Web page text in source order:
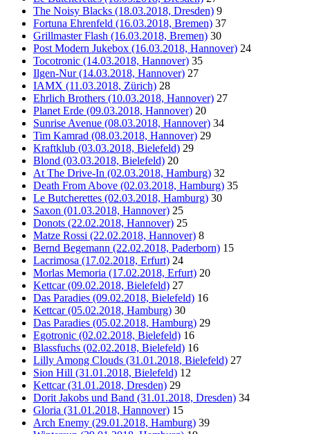
The Noisy Blacks (18.03.2018, Dresden) 9
Fortuna Ehrenfeld (16.03.2018, Bremen) 37
Grillmaster Flash (16.03.2018, Bremen) 30
Post Modern Jukebox (16.03.2018, Hannover) 24
Tocotronic (14.03.2018, Hannover) 35
Ilgen-Nur (14.03.2018, Hannover) 27
IAMX (11.03.2018, Zürich) 28
Ehrlich Brothers (10.03.2018, Hannover) 27
Planet Erde (09.03.2018, Hannover) 20
Sunrise Avenue (08.03.2018, Hannover) 34
Tim Kamrad (08.03.2018, Hannover) 29
Kraftklub (03.03.2018, Bielefeld) 29
Blond (03.03.2018, Bielefeld) 20
At The Drive-In (02.03.2018, Hamburg) 32
Death From Above (02.03.2018, Hamburg) 35
Le Butcherettes (02.03.2018, Hamburg) 30
Saxon (01.03.2018, Hannover) 25
Donots (22.02.2018, Hannover) 25
Matze Rossi (22.02.2018, Hannover) 8
Bernd Begemann (22.02.2018, Paderborn) 15
Lacrimosa (17.02.2018, Erfurt) 24
Morlas Memoria (17.02.2018, Erfurt) 20
Kettcar (09.02.2018, Bielefeld) 27
Das Paradies (09.02.2018, Bielefeld) 16
Kettcar (05.02.2018, Hamburg) 30
Das Paradies (05.02.2018, Hamburg) 29
Egotronic (02.02.2018, Bielefeld) 16
Blassfuchs (02.02.2018, Bielefeld) 16
Lilly Among Clouds (31.01.2018, Bielefeld) 27
Sion Hill (31.01.2018, Bielefeld) 12
Kettcar (31.01.2018, Dresden) 29
Dorit Jakobs und Band (31.01.2018, Dresden) 34
Gloria (31.01.2018, Hannover) 15
Arch Enemy (29.01.2018, Hamburg) 39